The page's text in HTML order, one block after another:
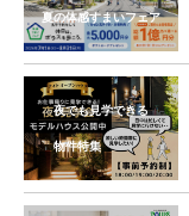
夏の体感すまいフェア
夜でも見学できる
物件特集